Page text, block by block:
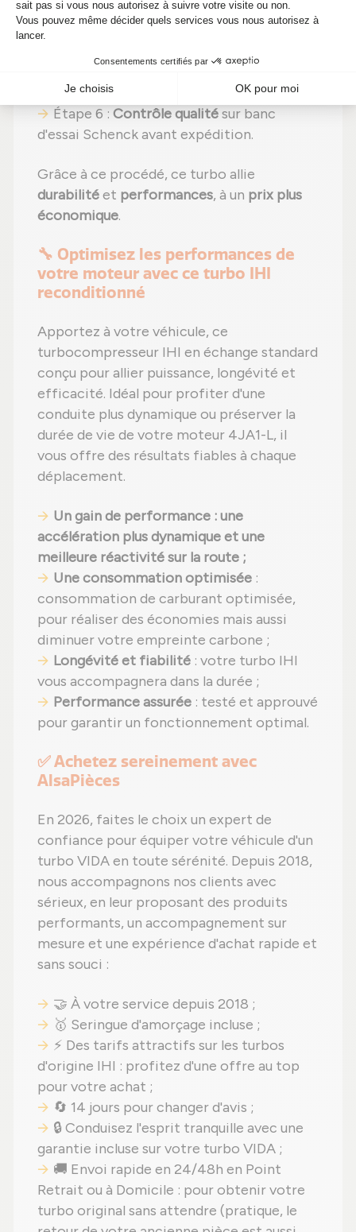
Étape 4 : Remplacement des pièces
endommagées
par des composants neufs ;
Étape 6 : Contrôle qualitésur banc
d'essai Schenck avant expédition.
Grâce à ce procédé, ce turbo allie
durabilitéet performances, à un prix plus
économique.
🔧 Optimisez les performances de
votre moteur avec ce turbo IHI
reconditionné
Apportez à votre véhicule, ce
turbocompresseur IHI en échange standard
conçu pour allier puissance, longévité et
efficacité. Idéal pour profiter d'une
conduite plus dynamique ou préserver la
durée de vie de votre moteur 4JA1-L, il
vous offre des résultats fiables à chaque
déplacement.
Un gain de performance : une
accélération plus dynamique et une
meilleure réactivité sur la route ;
Une consommation optimisée :
consommation de carburant optimisée,
pour réaliser des économies mais aussi
diminuer votre empreinte carbone ;
Longévité et fiabilité : votre turbo IHI
vous accompagnera dans la durée ;
Performance assurée : testé et approuvé
pour garantir un fonctionnement optimal.
✅ Achetez sereinement avec
AlsaPièces
En 2026, faites le choix un expert de
confiance pour équiper votre véhicule d'un
turbo VIDA en toute sérénité. Depuis 2018,
nous accompagnons nos clients avec
sérieux, en leur proposant des produits
performants, un accompagnement sur
mesure et une expérience d'achat rapide et
sans souci :
🤝 À votre service depuis 2018 ;
🥇 Seringue d'amorçage incluse ;
⚡ Des tarifs attractifs sur les turbos
d'origine IHI : profitez d'une offre au top
pour votre achat ;
🔄 14 jours pour changer d'avis ;
🔒 Conduisez l'esprit tranquille avec une
garantie incluse sur votre turbo VIDA ;
🚚 Envoi rapide en 24/48h en Point
Retrait ou à Domicile : pour obtenir votre
turbo original sans attendre (pratique, le